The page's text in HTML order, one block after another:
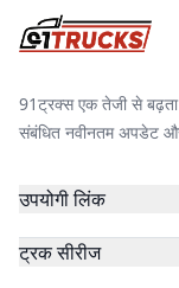
91ट्रक्स एक तेजी से बढ़ता
संबंधित नवीनतम अपडेट
उपयोगी लिंक
ट्रक सीरीज